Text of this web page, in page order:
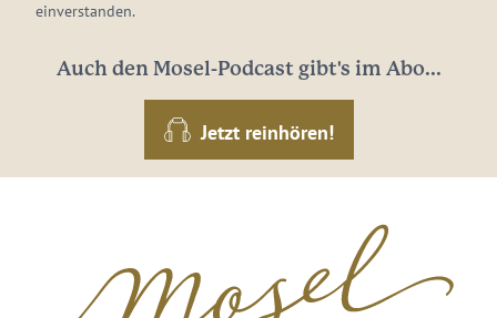
einverstanden.
Auch den Mosel-Podcast gibt's im Abo...
Jetzt reinhören!